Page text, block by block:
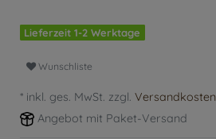
Lieferzeit 1-2 Werktage
Wunschliste
* inkl. ges. MwSt. zzgl. Versandkosten
Angebot mit Paket-Versand